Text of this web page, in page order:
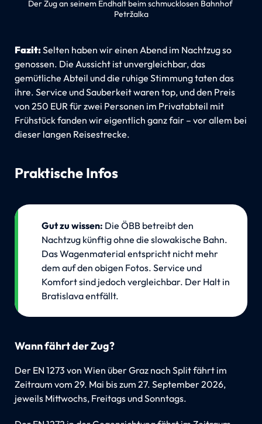
Der Zug an seinem Endhalt beim schmucklosen Bahnhof
Petržalka
Fazit:Selten haben wir einen Abend im Nachtzug so
genossen. Die Aussicht ist unvergleichbar, das
gemütliche Abteil und die ruhige Stimmung taten das
ihre. Service und Sauberkeit waren top, und den Preis
von 250 EUR für zwei Personen im Privatabteil mit
Frühstück fanden wir eigentlich ganz fair – vor allem bei
dieser langen Reisestrecke.
Praktische Infos
Gut zu wissen: Die ÖBB betreibt den
Nachtzug künftig ohne die slowakische Bahn.
Das Wagenmaterial entspricht nicht mehr
dem auf den obigen Fotos. Service und
Komfort sind jedoch vergleichbar. Der Halt in
Bratislava entfällt.
Wann fährt der Zug?
Der EN 1273 von Wien über Graz nach Split fährt im
Zeitraum vom 29. Mai bis zum 27. September 2026,
jeweils Mittwochs, Freitags und Sonntags.